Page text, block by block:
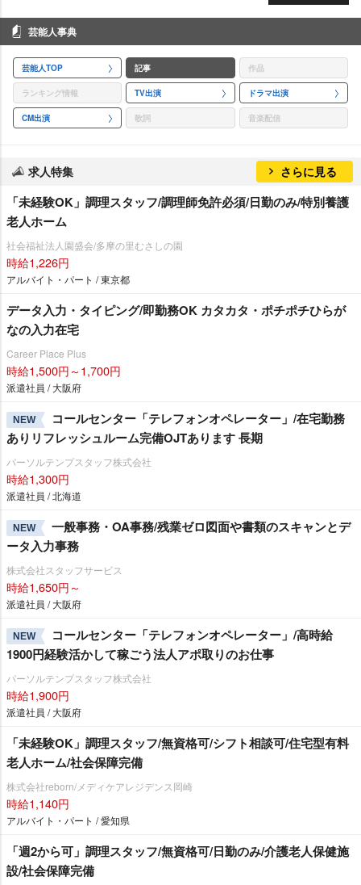
芸能人事典
芸能人TOP 記事 作品
ランキング情報 TV出演 ドラマ出演
CM出演 歌詞 音楽配信
求人特集 さらに見る
「未経験OK」調理スタッフ/調理師免許必須/日勤のみ/特別養護
老人ホーム
社会福祉法人園盛会/多摩の里むさしの園
時給1,226円
アルバイト・パート / 東京都
データ入力・タイピング/即勤務OK カタカタ・ポチポチひらが
なの入力在宅
Career Place Plus
時給1,500円～1,700円
派遣社員 / 大阪府
NEW
コールセンター「テレフォンオペレーター」/在宅勤務
ありリフレッシュルーム完備OJTあります 長期
パーソルテンプスタッフ株式会社
時給1,300円
派遣社員 / 北海道
NEW
一般事務・OA事務/残業ゼロ図面や書類のスキャンとデ
ータ入力事務
株式会社スタッフサービス
時給1,650円～
派遣社員 / 大阪府
NEW
コールセンター「テレフォンオペレーター」/高時給
1900円経験活かして稼ごう法人アポ取りのお仕事
パーソルテンプスタッフ株式会社
時給1,900円
派遣社員 / 大阪府
「未経験OK」調理スタッフ/無資格可/シフト相談可/住宅型有料
老人ホーム/社会保障完備
株式会社reborn/メディケアレジデンス岡崎
時給1,140円
アルバイト・パート / 愛知県
「週2から可」調理スタッフ/無資格可/日勤のみ/介護老人保健施
設/社会保障完備